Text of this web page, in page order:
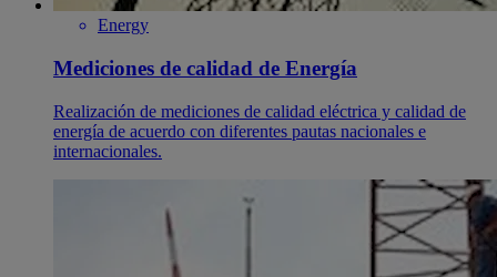
Energy
Mediciones de calidad de Energía
Realización de mediciones de calidad eléctrica y calidad de
energía de acuerdo con diferentes pautas nacionales e
internacionales.